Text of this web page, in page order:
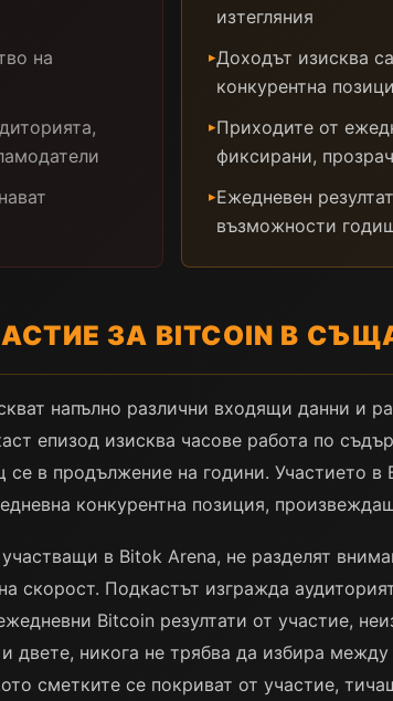
на
изтегляния
▸Доходът изисква
конкурентна
▸Приходите от
фиксирани,
▸Ежедневен
възможности
ЗА BITCOIN В
напълно различни входящи данни и
епизод изисква часове работа по
в продължение на години. Участието в
конкурентна позиция,
в Bitok Arena, не разделят
скорост. Подкастът изгражда
Bitcoin резултати от участие,
двете, никога не трябва да избира между
сметките се покриват от участие,